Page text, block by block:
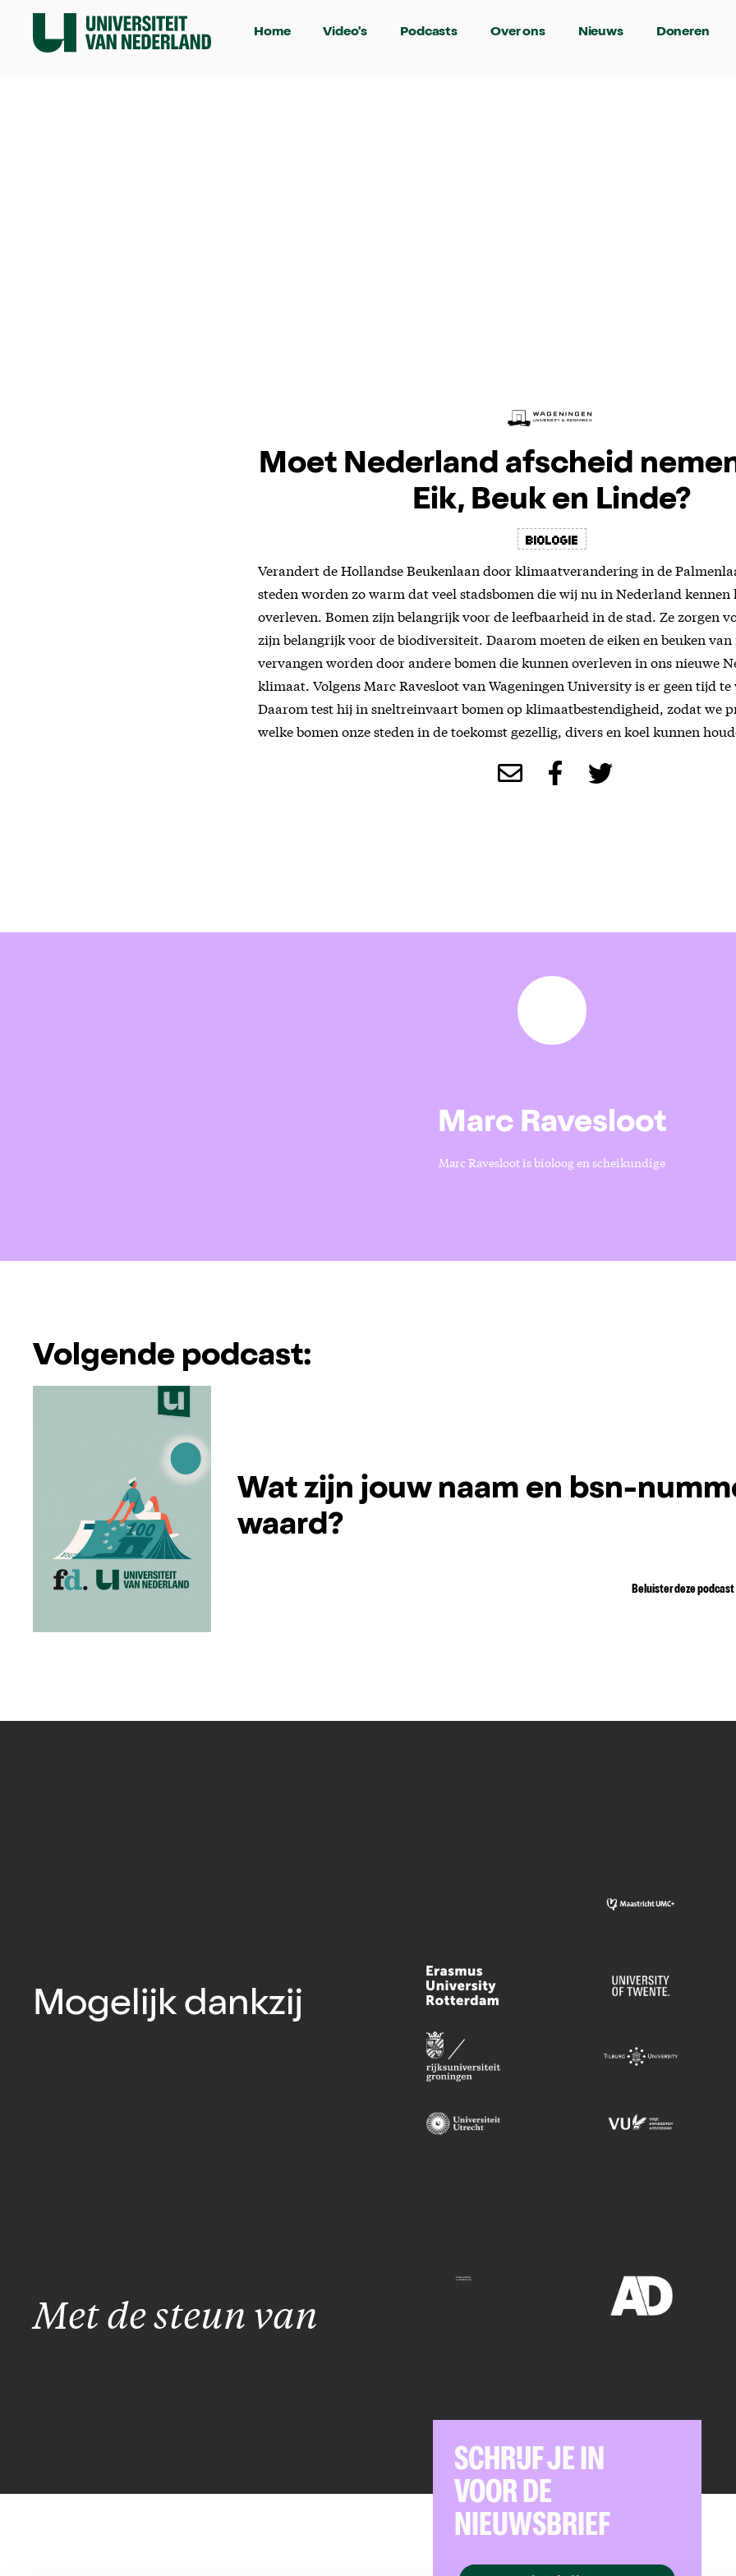
Home Video's Podcasts Over ons Nieuws Doneren
Moet Nederland afscheid
Eik, Beuk en Linde?
biologie
Verandert de Hollandse Beukenlaan door klimaatverandering in de
steden worden zo warm dat veel stadsbomen die wij nu in Nederland
overleven. Bomen zijn belangrijk voor de leefbaarheid in de stad. Ze zorgen
zijn belangrijk voor de biodiversiteit. Daarom moeten de eiken en beuken van
vervangen worden door andere bomen die kunnen overleven in ons nieuwe
klimaat. Volgens Marc Ravesloot van Wageningen University is er geen tijd te
Daarom test hij in sneltreinvaart bomen op klimaatbestendigheid, zodat we
welke bomen onze steden in de toekomst gezellig, divers en koel kunnen
Marc Ravesloot
Marc Ravesloot is bioloog en scheikundige
Volgende podcast:
Wat zijn jouw naam en bsn-
waard?
Beluister deze podcast
Mogelijk dankzij
Met de steun van
SCHRIJF JE IN
VOOR DE
NIEUWSBRIEF